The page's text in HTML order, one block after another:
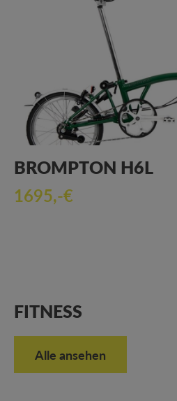
BROMPTON H6L
1695,-€
FITNESS
Alle ansehen